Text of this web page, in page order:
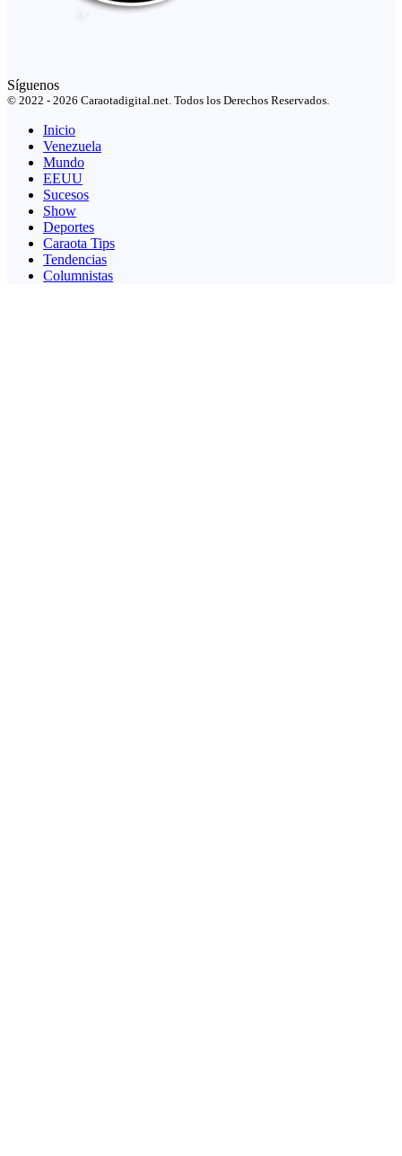
Síguenos
© 2022 - 2026 Caraotadigital.net. Todos los Derechos Reservados.
Inicio
Venezuela
Mundo
EEUU
Sucesos
Show
Deportes
Caraota Tips
Tendencias
Columnistas